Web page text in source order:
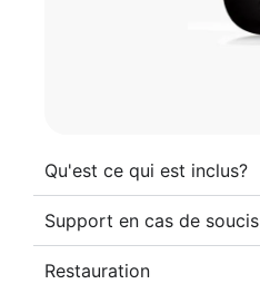
Qu'est ce qui est inclus?
Support en cas de soucis
Restauration